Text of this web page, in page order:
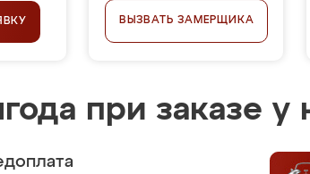
ВЫЗВАТЬ ЗАМЕРЩИКА
при заказе у